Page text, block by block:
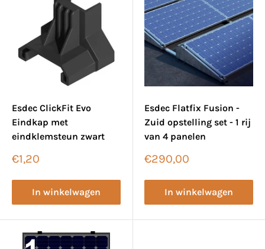
Esdec ClickFit Evo
Eindkap met
eindklemsteun zwart
Verkoopprijs
€1,20
In winkelwagen
Esdec Flatfix Fusion -
Zuid opstelling set - 1 rij
van 4 panelen
Verkoopprijs
€290,00
In winkelwagen